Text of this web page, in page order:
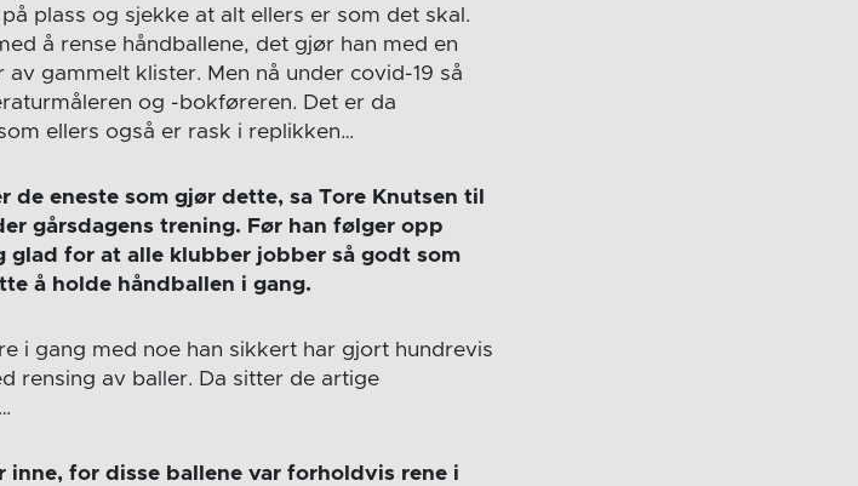
plass og sjekke at alt ellers er som det skal.
å rense håndballene, det gjør han med en
gammelt klister. Men nå under covid-19 så
og -bokføreren. Det er da
ellers også er rask i replikken…
de eneste som gjør dette, sa Tore Knutsen til
gårsdagens trening. Før han følger opp
glad for at alle klubber jobber så godt som
å holde håndballen i gang.
i gang med noe han sikkert har gjort hundrevis
rensing av baller. Da sitter de artige
for disse ballene var forholdvis rene i